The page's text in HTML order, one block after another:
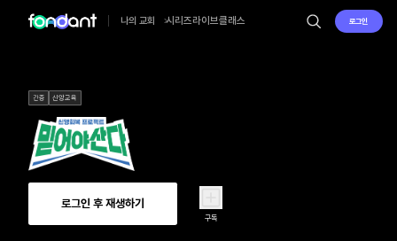
나의 교회 시리즈라이브클래스 로그인
간증 신앙교육
로그인 후 재생하기
구독